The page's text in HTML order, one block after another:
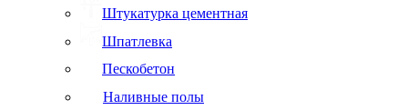
Штукатурка цементная
Шпатлевка
Пескобетон
Наливные полы